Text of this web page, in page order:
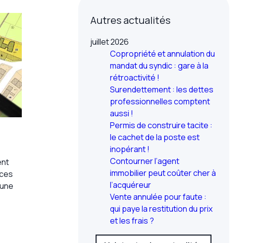
Autres actualités
juillet 2026
Copropriété et annulation du
mandat du syndic : gare à la
rétroactivité !
Surendettement : les dettes
professionnelles comptent
aussi !
Permis de construire tacite :
le cachet de la poste est
inopérant !
Contourner l’agent
immobilier peut coûter cher à
l’acquéreur
Vente annulée pour faute :
qui paye la restitution du prix
et les frais ?